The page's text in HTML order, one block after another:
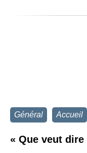
Général Accueil
« Que veut